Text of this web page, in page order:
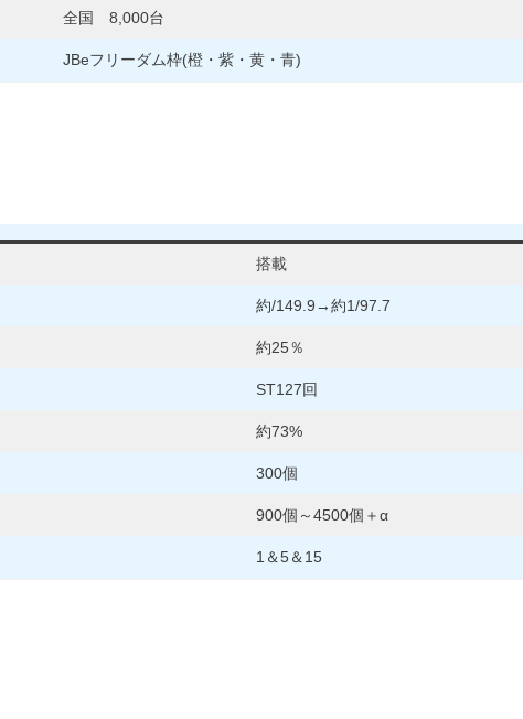
全国 8,000台
JBeフリーダム枠(橙・紫・黄・青)
搭載
約/149.9→約1/97.7
約25％
ST127回
約73%
300個
900個～4500個＋α
1＆5＆15
業界ニュースまとめ